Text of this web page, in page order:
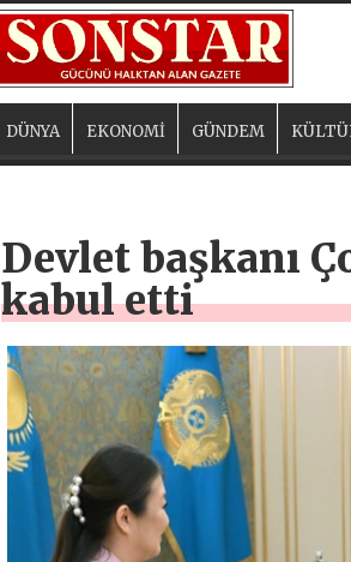
DÜNYA EKONOMİ GÜNDEM
Devlet başkanı
kabul etti